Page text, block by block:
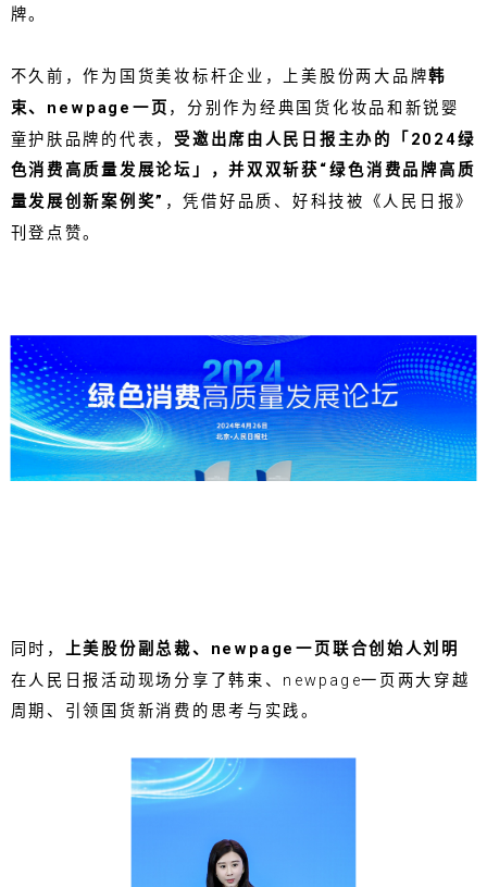
牌。
不久前，作为国货美妆标杆企业，上美股份两大品牌韩
束、newpage一页 ，分别作为经典国货化妆品和新锐婴
童护肤品牌的代表， 受邀出席由人民日报主办的「2024绿
色消费高质量发展论坛」，并双双斩获“绿色消费品牌高质
量发展创新案例奖” ，凭借好品质、好科技被《人民日报》
刊登点赞。
同时， 上美股份副总裁、newpage一页联合创始人刘明
在人民日报活动现场分享了韩束、newpage一页两大穿越
周期、引领国货新消费的思考与实践。